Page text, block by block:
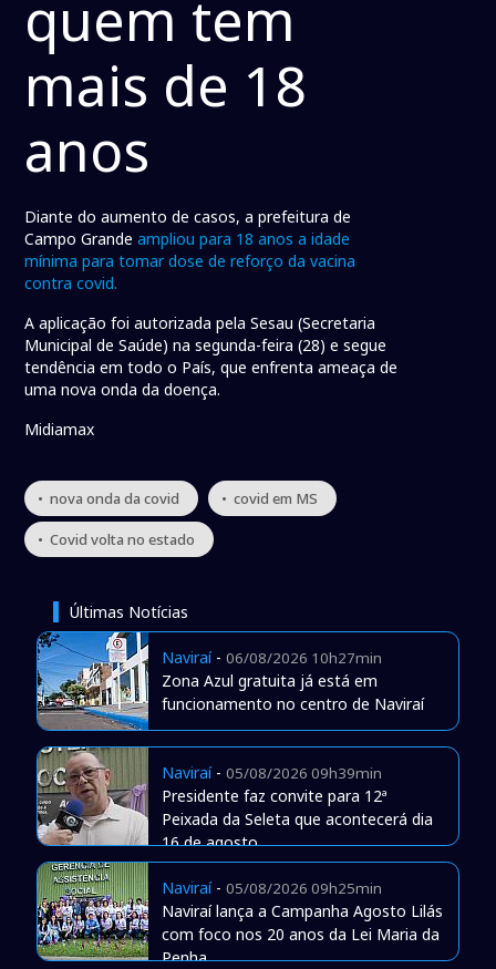
quem tem
mais de 18
anos
Diante do aumento de casos, a prefeitura de
Campo Grandeampliou para 18 anos a idade
mínima para tomar dose de reforço da vacina
contra covid.
A aplicação foi autorizada pela Sesau (Secretaria
Municipal de Saúde) na segunda-feira (28) e segue
tendência em todo o País, que enfrenta ameaça de
uma nova onda da doença.
Midiamax
• nova onda da covid • covid em MS
• Covid volta no estado
Últimas Notícias
Naviraí- 06/08/2026 10h27min
Zona Azul gratuita já está em
funcionamento no centro de Naviraí
Naviraí- 05/08/2026 09h39min
Presidente faz convite para 12ª
Peixada da Seleta que acontecerá dia
16 de agosto
Naviraí- 05/08/2026 09h25min
Naviraí lança a Campanha Agosto Lilás
com foco nos 20 anos da Lei Maria da
Penha